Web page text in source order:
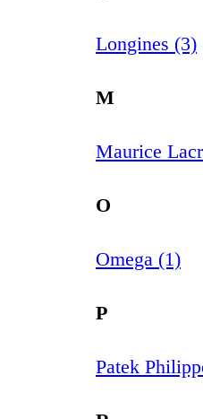
Longines (3)
M
Maurice
O
Omega (1)
P
Patek